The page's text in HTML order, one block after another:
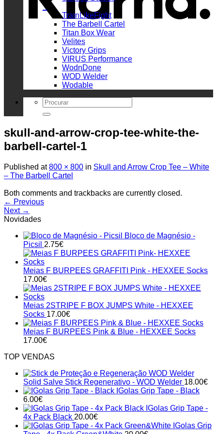
_
TrainLikeFight
The Barbell Cartel
Titan Box Wear
Velites
Victory Grips
VIRUS Performance
WodnDone
WOD Welder
Wodable
Search
for:
skull-and-arrow-crop-tee-white-the-
barbell-cartel-1
Published at800 × 800 in Skull and Arrow Crop Tee – White
– The Barbell Cartel
Both comments and trackbacks are currently closed.
← Previous
Next →
Novidades
Bloco de Magnésio -
Picsil 2.75€
Meias F BURPEES GRAFFITI Pink - HEXXEE Socks
17.00€
Meias 2STRIPE F BOX JUMPS White - HEXXEE
Socks 17.00€
Meias F BURPEES Pink & Blue - HEXXEE Socks
17.00€
TOP VENDAS
Solid Salve Stick Regenerativo - WOD Welder 18.00€
IGolas Grip Tape - Black
6.00€
IGolas Grip Tape -
4x Pack Black 20.00€
IGolas Grip